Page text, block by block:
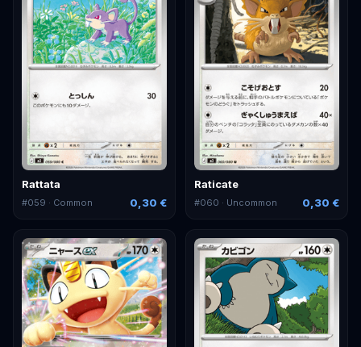
Rattata
#059 · Common 0,30 €
Raticate
#060 · Uncommon 0,30 €